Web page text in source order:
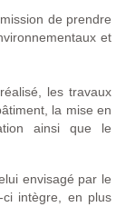
de prendre
et
les travaux
la mise en
ainsi que le
envisagé par le
intègre, en plus